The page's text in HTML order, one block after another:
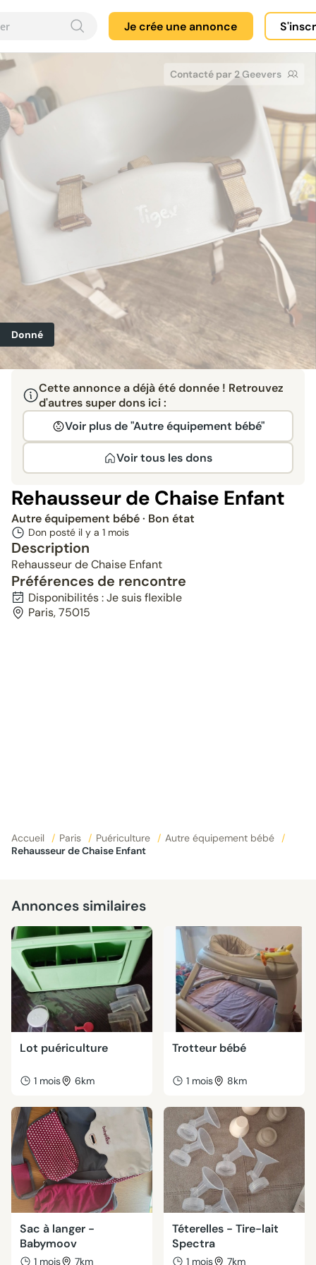
Je crée une annonce
Contacté par 2 Geevers
Donné
Cette annonce a déjà été donnée ! Retrouvez
d'autres super dons ici :
Voir plus de "Autre équipement bébé"
Voir tous les dons
Rehausseur de Chaise Enfant
Autre équipement bébé· Bon état
Don posté il y a 1 mois
Description
Rehausseur de Chaise Enfant
Préférences de rencontre
Disponibilités : Je suis flexible
Paris, 75015
Accueil / Paris / Puériculture / Autre équipement bébé
/
Rehausseur de Chaise Enfant
Annonces similaires
Lot puériculture
1 mois 6km
Trotteur bébé
1 mois 8km
Sac à langer -
Babymoov
1 mois 7km
Téterelles - Tire-lait
Spectra
1 mois 7km